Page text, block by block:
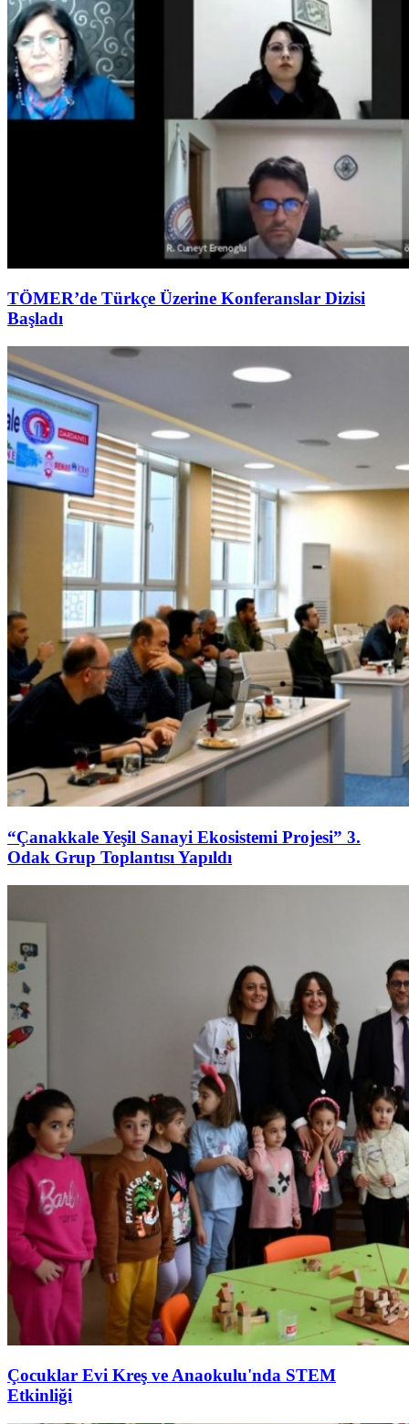
TÖMER’de Türkçe Üzerine Konferanslar Dizisi
Başladı
“Çanakkale Yeşil Sanayi Ekosistemi Projesi” 3.
Odak Grup Toplantısı Yapıldı
Çocuklar Evi Kreş ve Anaokulu'nda STEM
Etkinliği